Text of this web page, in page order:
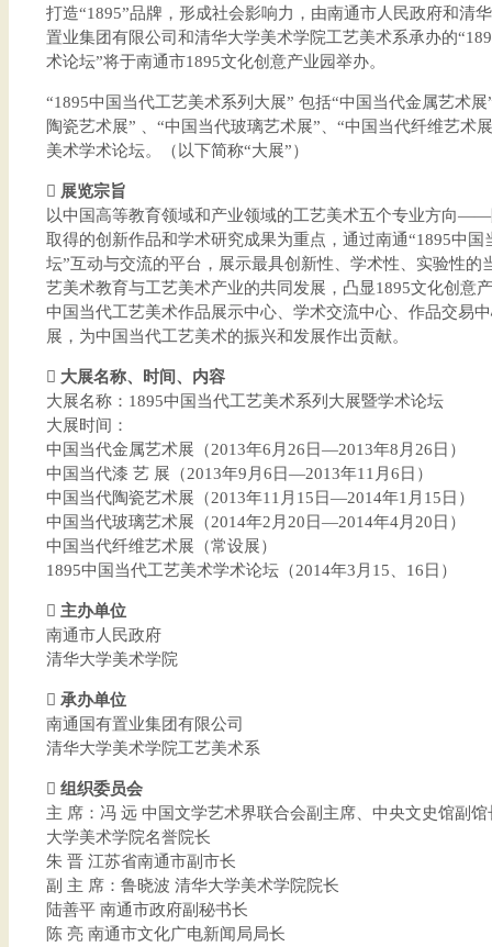
打造“1895”品牌，形成社会影响力，由南通市人民政府和清
置业集团有限公司和清华大学美术学院工艺美术系承办的
术论坛”将于南通市1895文化创意产业园举办。
“1895中国当代工艺美术系列大展” 包括“中国当代金属艺术
陶瓷艺术展” 、“中国当代玻璃艺术展”、“中国当代纤维艺术
美术学术论坛。（以下简称“大展”）
 展览宗旨
以中国高等教育领域和产业领域的工艺美术五个专业方向
取得的创新作品和学术研究成果为重点，通过南通“1895中
坛”互动与交流的平台，展示最具创新性、学术性、实验性的
艺美术教育与工艺美术产业的共同发展，凸显1895文化创意
中国当代工艺美术作品展示中心、学术交流中心、作品交易
展，为中国当代工艺美术的振兴和发展作出贡献。
 大展名称、时间、内容
大展名称：1895中国当代工艺美术系列大展暨学术论坛
大展时间：
中国当代金属艺术展（2013年6月26日—2013年8月26日）
中国当代漆 艺 展（2013年9月6日—2013年11月6日）
中国当代陶瓷艺术展（2013年11月15日—2014年1月15日）
中国当代玻璃艺术展（2014年2月20日—2014年4月20日）
中国当代纤维艺术展（常设展）
1895中国当代工艺美术学术论坛（2014年3月15、16日）
 主办单位
南通市人民政府
清华大学美术学院
 承办单位
南通国有置业集团有限公司
清华大学美术学院工艺美术系
 组织委员会
主 席：冯 远 中国文学艺术界联合会副主席、中央文史馆副
大学美术学院名誉院长
朱 晋 江苏省南通市副市长
副 主 席：鲁晓波 清华大学美术学院院长
陆善平 南通市政府副秘书长
陈 亮 南通市文化广电新闻局局长